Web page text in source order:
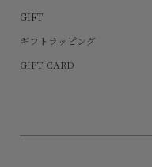
GIFT
ギフトラッピング
GIFT CARD